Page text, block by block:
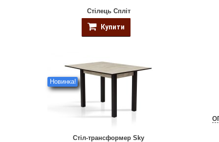
Стілець Спліт
Купити
Новинка!
Стіл-трансформер Sky